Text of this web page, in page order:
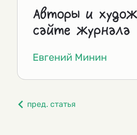
Авторы и
сайте журнала
Евгений Минин
пред. статья